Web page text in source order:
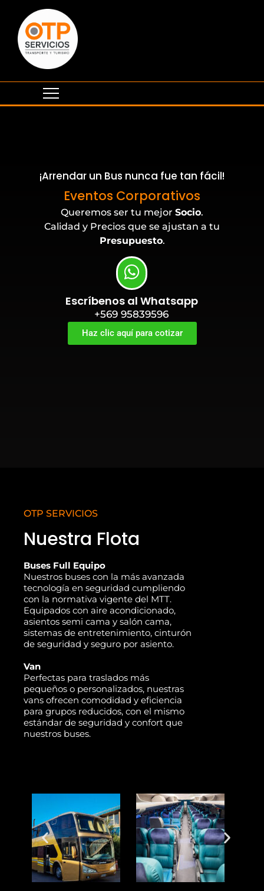
¡Arrendar un Bus nunca fue tan fácil!
Eventos Corporativos
Buses para Universidades
Queremos ser tu mejor Socio.
Calidad y Precios que se ajustan a tu
Presupuesto.
Escríbenos al Whatsapp
+569 95839596
Haz clic aquí para cotizar
OTP SERVICIOS
Nuestra Flota
Buses Full Equipo
Nuestros buses con la más avanzada
tecnología en seguridad cumpliendo
con la normativa vigente del MTT.
Equipados con aire acondicionado,
asientos semi cama y salón cama,
sistemas de entretenimiento, cinturón
de seguridad y seguro por asiento.
Van
Perfectas para traslados más
pequeños o personalizados, nuestras
vans ofrecen comodidad y eficiencia
para grupos reducidos, con el mismo
estándar de seguridad y confort que
nuestros buses.